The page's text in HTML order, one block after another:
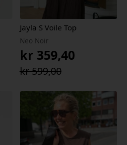
Jayla S Voile Top
Neo Noir
kr599,00
Opprinnelig
kr 599,00.
kr359,40
Nåværende
kr 359,40.